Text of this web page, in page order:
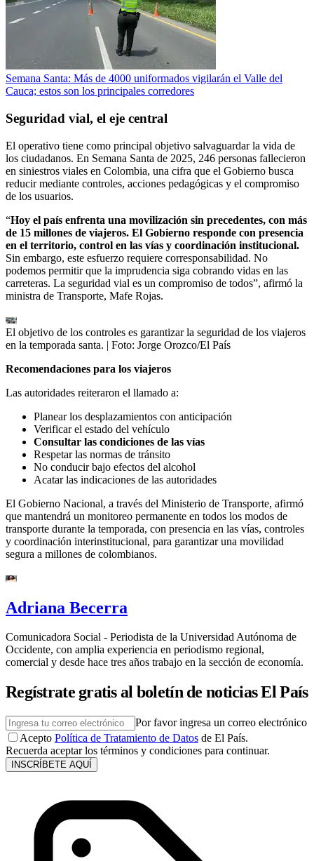
Semana Santa: Más de 4000 uniformados vigilarán el Valle del
Cauca; estos son los principales corredores
Seguridad vial, el eje central
El operativo tiene como principal objetivo salvaguardar la vida de
los ciudadanos. En Semana Santa de 2025, 246 personas fallecieron
en siniestros viales en Colombia, una cifra que el Gobierno busca
reducir mediante controles, acciones pedagógicas y el compromiso
de los usuarios.
“Hoy el país enfrenta una movilización sin precedentes, con más
de 15 millones de viajeros. El Gobierno responde con presencia
en el territorio, control en las vías y coordinación institucional.
Sin embargo, este esfuerzo requiere corresponsabilidad. No
podemos permitir que la imprudencia siga cobrando vidas en las
carreteras. La seguridad vial es un compromiso de todos”, afirmó la
ministra de Transporte, Mafe Rojas.
El objetivo de los controles es garantizar la seguridad de los viajeros
en la temporada santa. | Foto: Jorge Orozco/El País
Recomendaciones para los viajeros
Las autoridades reiteraron el llamado a:
Planear los desplazamientos con anticipación
Verificar el estado del vehículo
Consultar las condiciones de las vías
Respetar las normas de tránsito
No conducir bajo efectos del alcohol
Acatar las indicaciones de las autoridades
El Gobierno Nacional, a través del Ministerio de Transporte, afirmó
que mantendrá un monitoreo permanente en todos los modos de
transporte durante la temporada, con presencia en las vías, controles
y coordinación interinstitucional, para garantizar una movilidad
segura a millones de colombianos.
Adriana Becerra
Comunicadora Social - Periodista de la Universidad Autónoma de
Occidente, con amplia experiencia en periodismo regional,
comercial y desde hace tres años trabajo en la sección de economía.
Regístrate gratis al boletín de noticias El País
Por favor ingresa un correo electrónico
Acepto Política de Tratamiento de Datos de El País.
Recuerda aceptar los términos y condiciones para continuar.
INSCRÍBETE AQUÍ